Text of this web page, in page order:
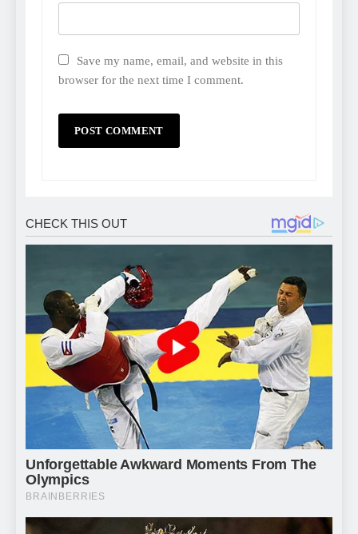
Save my name, email, and website in this
browser for the next time I comment.